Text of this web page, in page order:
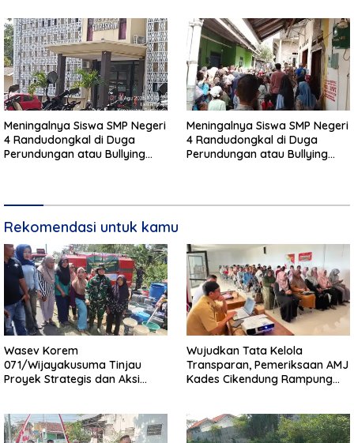
Meningalnya Siswa SMP Negeri
4 Randudongkal di Duga
Perundungan atau Bullying
Meningalnya Siswa SMP Negeri
4 Randudongkal di Duga
Perundungan atau Bullying
Rekomendasi untuk kamu
Wasev Korem
071/Wijayakusuma Tinjau
Proyek Strategis dan Aksi
Wujudkan Tata Kelola
Transparan, Pemeriksaan AMJ
Kades Cikendung Rampung